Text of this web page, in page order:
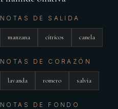
NOTAS DE SALIDA
manzana cítricos canela
NOTAS DE CORAZÓN
lavanda romero salvia
NOTAS DE FONDO